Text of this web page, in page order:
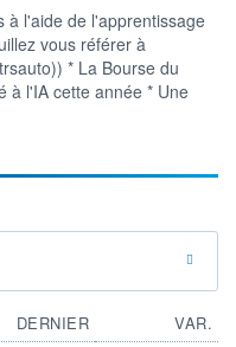
à l'aide de l'apprentissage
vous référer à
* La Bourse du
à l'IA cette année * Une
DERNIER
VAR.